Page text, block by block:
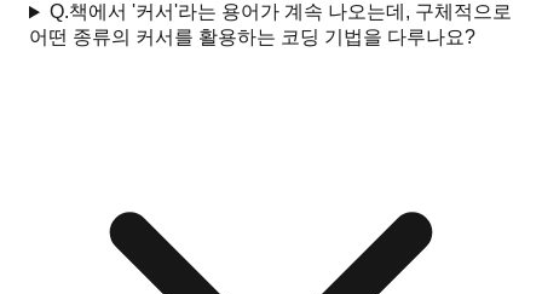
Q.책에서 '커서'라는 용어가 계속 나오는데, 구체적으로
어떤 종류의 커서를 활용하는 코딩 기법을 다루나요?